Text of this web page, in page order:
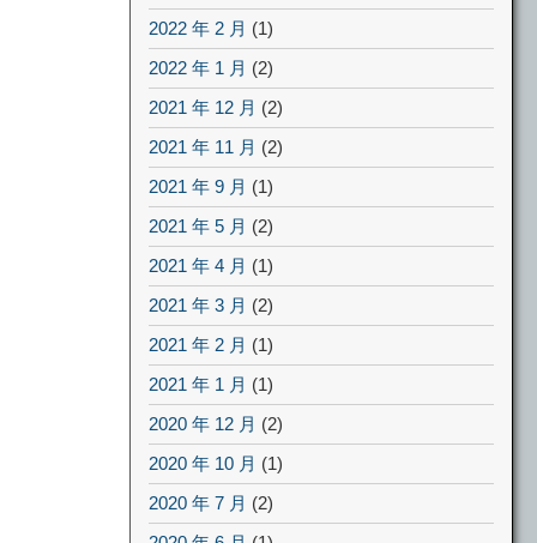
2022 年 2 月 (1)
2022 年 1 月 (2)
2021 年 12 月 (2)
2021 年 11 月 (2)
2021 年 9 月 (1)
2021 年 5 月 (2)
2021 年 4 月 (1)
2021 年 3 月 (2)
2021 年 2 月 (1)
2021 年 1 月 (1)
2020 年 12 月 (2)
2020 年 10 月 (1)
2020 年 7 月 (2)